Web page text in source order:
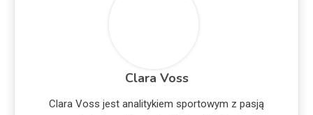
Clara Voss
Clara Voss jest analitykiem sportowym z pasją